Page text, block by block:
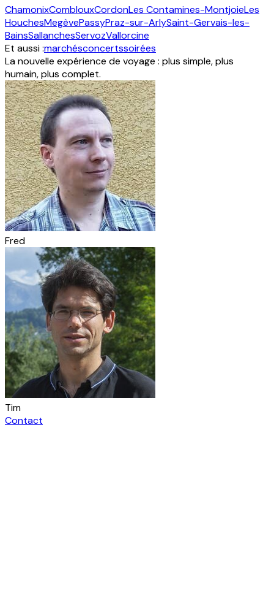
ChamonixComblouxCordonLes Contamines-MontjoieLes
HouchesMegèvePassyPraz-sur-ArlySaint-Gervais-les-
BainsSallanchesServozVallorcine
Et aussi :marchésconcertssoirées
La nouvelle expérience de voyage : plus simple, plus
humain, plus complet.
Fred
Tim
Contact